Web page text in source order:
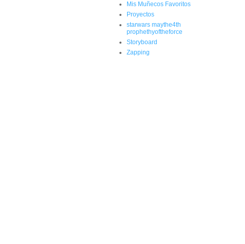
Mis Muñecos Favoritos
Proyectos
starwars maythe4th
prophethyoftheforce
Storyboard
Zapping